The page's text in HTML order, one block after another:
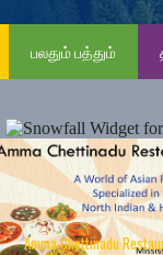
பலதும் பத்தும்
Amma Chettinadu